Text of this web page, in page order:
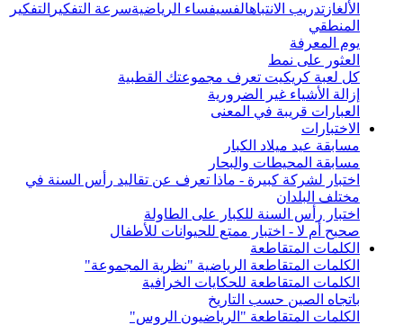
الألغاز تدريب الانتباهالفسيفساء الرياضيةسرعة التفكير التفكير
المنطقي
يوم المعرفة
العثور على نمط
كل لعبة كريكيت تعرف مجموعتك القطبية
إزالة الأشياء غير الضرورية
العبارات قريبة في المعنى
الاختبارات
مسابقة عيد ميلاد الكبار
مسابقة المحيطات والبحار
اختبار لشركة كبيرة - ماذا تعرف عن تقاليد رأس السنة في
مختلف البلدان
اختبار رأس السنة للكبار على الطاولة
صحيح أم لا - اختبار ممتع للحيوانات للأطفال
الكلمات المتقاطعة
الكلمات المتقاطعة الرياضية "نظرية المجموعة"
الكلمات المتقاطعة للحكايات الخرافية
باتجاه الصين حسب التاريخ
الكلمات المتقاطعة "الرياضيون الروس"